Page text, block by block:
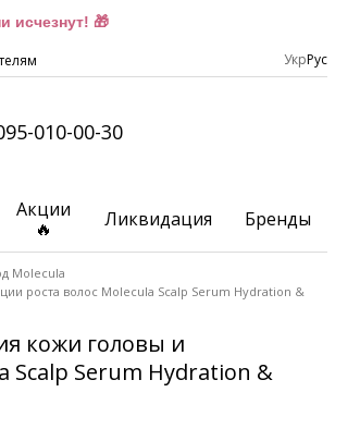
исчезнут! 🎁
УкрРус
010-00-30
Акции
🔥
Ликвидация Бренды
Molecula
роста волос Molecula Scalp Serum Hydration &
кожи головы и
Scalp Serum Hydration &